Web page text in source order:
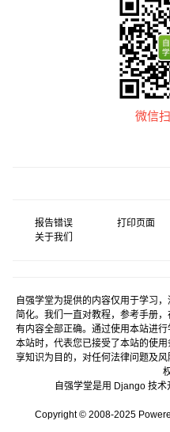
微信
报告错误 打印页面
关于我们
自强学堂为提供的内容仅用于学习
简化。我们一直对教程，参考手册
有内容全部正确。通过使用本站进
本站时，代表您已接受了本站的使
享知识为目的，对任何法律问题及
自强学堂是用 Django技术
Copyright © 2008-2025